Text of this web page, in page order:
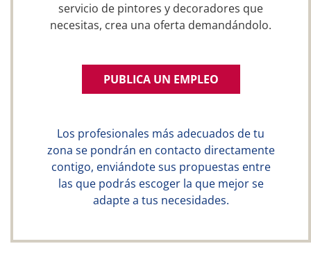
servicio de pintores y decoradores que
necesitas, crea una oferta demandándolo.
PUBLICA UN EMPLEO
Los profesionales más adecuados de tu
zona se pondrán en contacto directamente
contigo, enviándote sus propuestas entre
las que podrás escoger la que mejor se
adapte a tus necesidades.